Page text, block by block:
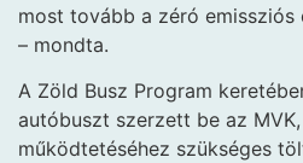
most tovább a zéró emissziós
– mondta.
A Zöld Busz Program
autóbuszt szerzett be az
működtetéséhez szükséges